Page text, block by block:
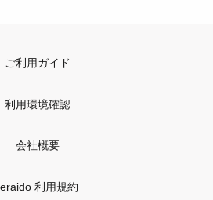
ご利用ガイド
利用環境確認
会社概要
利用規約